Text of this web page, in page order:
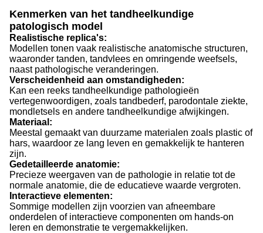
Kenmerken van het tandheelkundige
patologisch model
Realistische replica's:
Modellen tonen vaak realistische anatomische structuren,
waaronder tanden, tandvlees en omringende weefsels,
naast pathologische veranderingen.
Verscheidenheid aan omstandigheden:
Kan een reeks tandheelkundige pathologieën
vertegenwoordigen, zoals tandbederf, parodontale ziekte,
mondletsels en andere tandheelkundige afwijkingen.
Materiaal:
Meestal gemaakt van duurzame materialen zoals plastic of
hars, waardoor ze lang leven en gemakkelijk te hanteren
zijn.
Gedetailleerde anatomie:
Precieze weergaven van de pathologie in relatie tot de
normale anatomie, die de educatieve waarde vergroten.
Interactieve elementen:
Sommige modellen zijn voorzien van afneembare
onderdelen of interactieve componenten om hands-on
leren en demonstratie te vergemakkelijken.